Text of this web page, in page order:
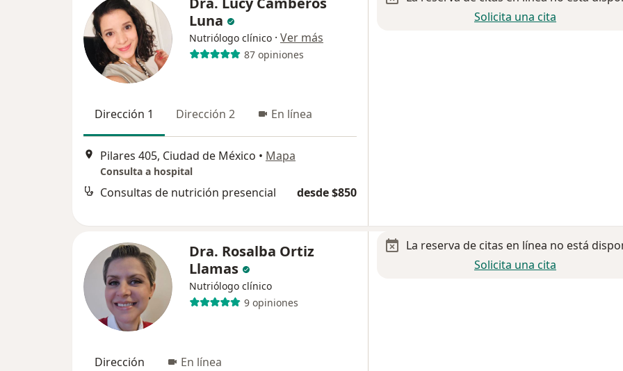
Luna
Nutriólogo clínico · Ver más
87 opiniones
Dirección 1 Dirección 2 En línea
Pilares 405, Ciudad de México • Mapa
Consulta a hospital
Consultas de nutrición presencial desde $850
Solicita una cita
Dra. Rosalba Ortiz
Llamas
Nutriólogo clínico
9 opiniones
Dirección En línea
La reserva de citas en línea no está
Solicita una cita